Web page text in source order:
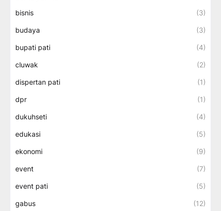
bisnis (3)
budaya (3)
bupati pati (4)
cluwak (2)
dispertan pati (1)
dpr (1)
dukuhseti (4)
edukasi (5)
ekonomi (9)
event (7)
event pati (5)
gabus (12)